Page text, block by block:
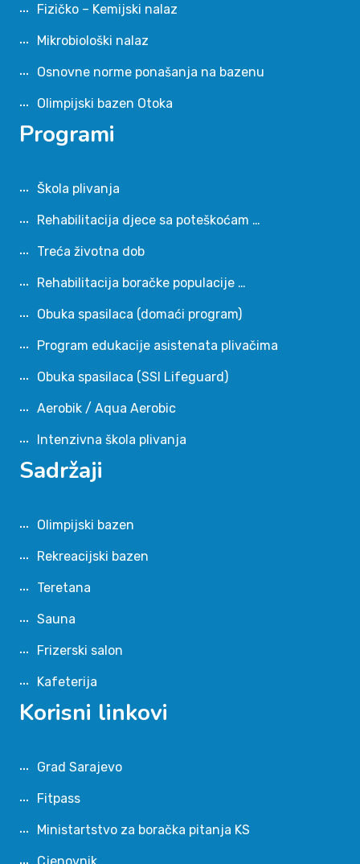
Fizičko – Kemijski nalaz
Mikrobiološki nalaz
Osnovne norme ponašanja na bazenu
Olimpijski bazen Otoka
Programi
Škola plivanja
Rehabilitacija djece sa poteškoćam …
Treća životna dob
Rehabilitacija boračke populacije …
Obuka spasilaca (domaći program)
Program edukacije asistenata plivačima
Obuka spasilaca (SSI Lifeguard)
Aerobik / Aqua Aerobic
Intenzivna škola plivanja
Sadržaji
Olimpijski bazen
Rekreacijski bazen
Teretana
Sauna
Frizerski salon
Kafeterija
Korisni linkovi
Grad Sarajevo
Fitpass
Ministartstvo za boračka pitanja KS